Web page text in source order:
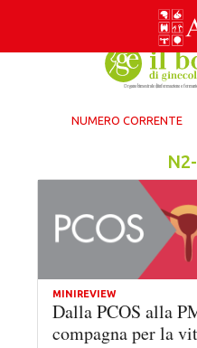
NUMERO CORRENTE
MINIREVIEW
Dalla PCOS alla
compagna per la